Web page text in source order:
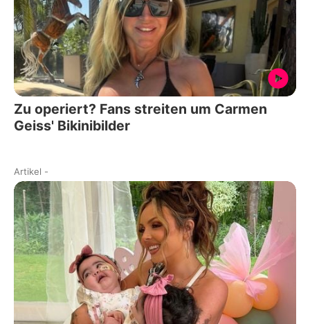
Zu operiert? Fans streiten um Carmen
Geiss' Bikinibilder
Artikel -